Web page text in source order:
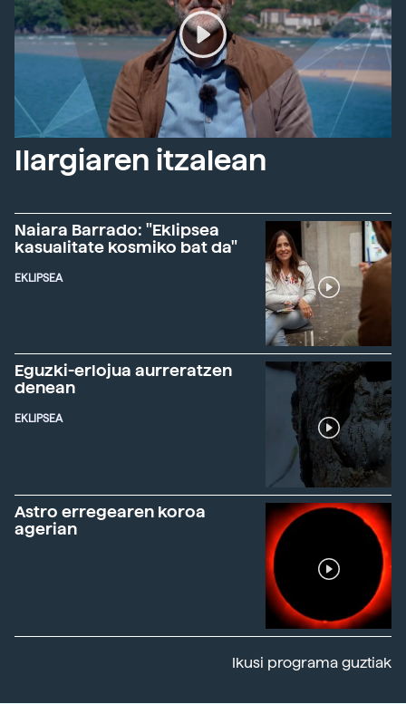
Ilargiaren itzalean
Naiara Barrado: "Eklipsea
kasualitate kosmiko bat da"
EKLIPSEA
Eguzki-erlojua aurreratzen
denean
EKLIPSEA
Astro erregearen koroa
agerian
Ikusi programa guztiak